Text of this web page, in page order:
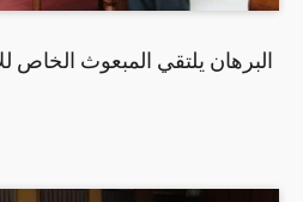
البرهان يلتقي المبعوث الخاص